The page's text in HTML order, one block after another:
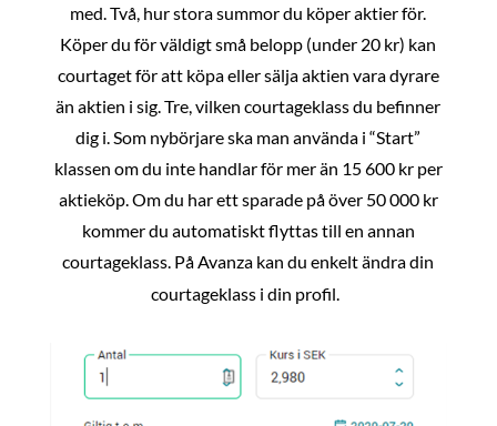
med. Två, hur stora summor du köper aktier för.
Köper du för väldigt små belopp (under 20 kr) kan
courtaget för att köpa eller sälja aktien vara dyrare
än aktien i sig. Tre, vilken courtageklass du befinner
dig i. Som nybörjare ska man använda i “Start”
klassen om du inte handlar för mer än 15 600 kr per
aktieköp. Om du har ett sparade på över 50 000 kr
kommer du automatiskt flyttas till en annan
courtageklass. På Avanza kan du enkelt ändra din
courtageklass i din profil.